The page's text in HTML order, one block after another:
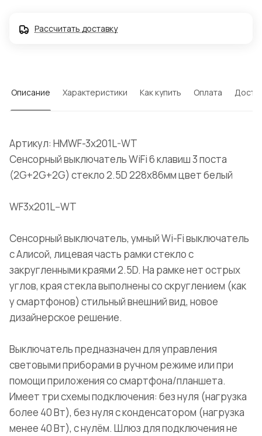
Рассчитать доставку
Описание Характеристики Как купить Оплата
Артикул: HMWF-3x201L-WT
Сенсорный выключатель WiFi 6 клавиш 3 поста
(2G+2G+2G) стекло 2.5D 228х86мм цвет белый
WF3x201L--WT
Сенсорный выключатель, умный Wi-Fi выключатель
с Алисой, лицевая часть рамки стекло с
закругленными краями 2.5D. На рамке нет острых
углов, края стекла выполнены со скруглением (как
у смартфонов) стильный внешний вид, новое
дизайнерское решение.
Выключатель предназначен для управления
световыми приборами в ручном режиме или при
помощи приложения со смартфона/планшета.
Имеет три схемы подключения: без нуля (нагрузка
более 40 Вт), без нуля с конденсатором (нагрузка
менее 40 Вт), с нулём. Шлюз для подключения не